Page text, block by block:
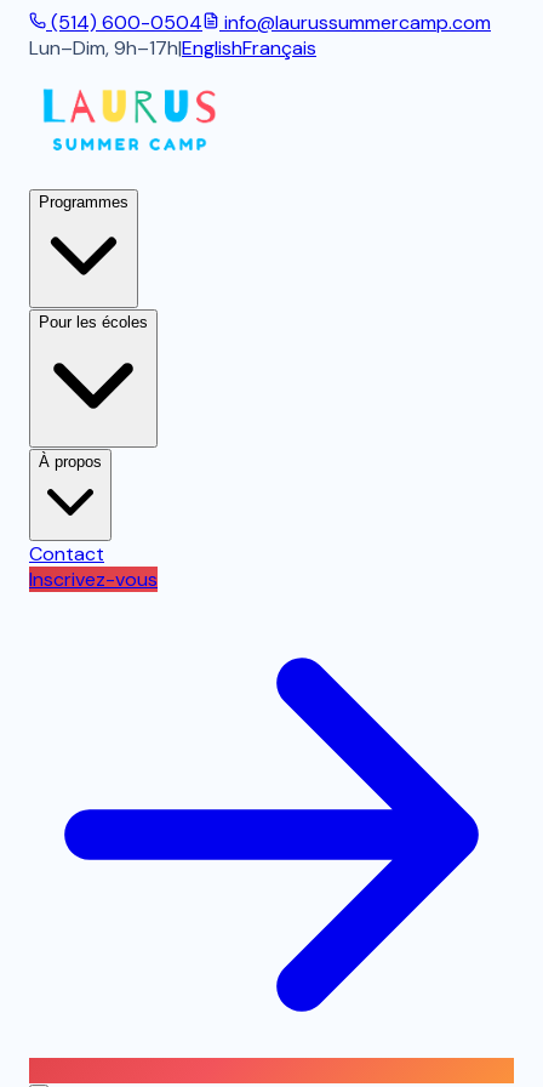
(514) 600-0504
info@laurussummercamp.com
Lun–Dim, 9h–17h|EnglishFrançais
Programmes
Pour les écoles
À propos
Contact
Inscrivez-vous